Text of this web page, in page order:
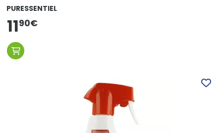
PURESSENTIEL
1190€